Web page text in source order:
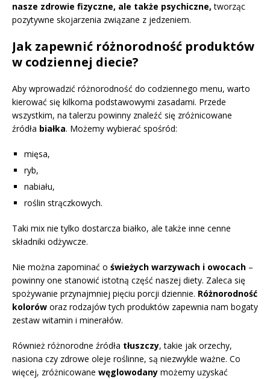
nasze zdrowie fizyczne, ale także psychiczne, tworząc
pozytywne skojarzenia związane z jedzeniem.
Jak zapewnić różnorodność produktów
w codziennej diecie?
Aby wprowadzić różnorodność do codziennego menu, warto
kierować się kilkoma podstawowymi zasadami. Przede
wszystkim, na talerzu powinny znaleźć się zróżnicowane
źródła białka. Możemy wybierać spośród:
mięsa,
ryb,
nabiału,
roślin strączkowych.
Taki mix nie tylko dostarcza białko, ale także inne cenne
składniki odżywcze.
Nie można zapominać o świeżych warzywach i owocach –
powinny one stanowić istotną część naszej diety. Zaleca się
spożywanie przynajmniej pięciu porcji dziennie. Różnorodność
kolorów oraz rodzajów tych produktów zapewnia nam bogaty
zestaw witamin i minerałów.
Również różnorodne źródła tłuszczy, takie jak orzechy,
nasiona czy zdrowe oleje roślinne, są niezwykle ważne. Co
więcej, zróżnicowane węglowodany możemy uzyskać